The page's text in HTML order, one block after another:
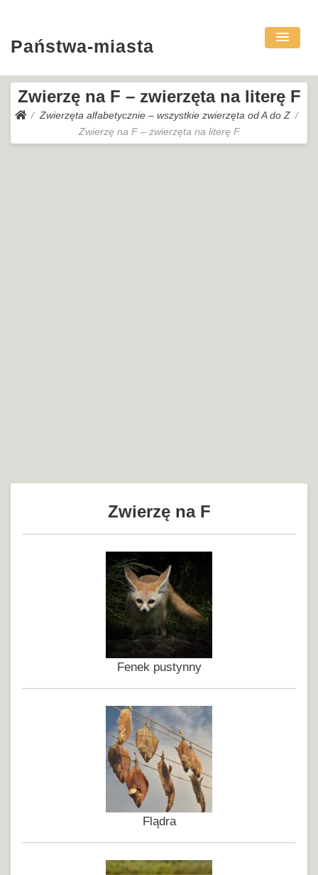
Państwa-miasta
Zwierzę na F – zwierzęta na literę F
Zwierzęta alfabetycznie – wszystkie zwierzęta od A do Z
Zwierzę na F – zwierzęta na literę F
Zwierzę na F
Fenek pustynny
Flądra